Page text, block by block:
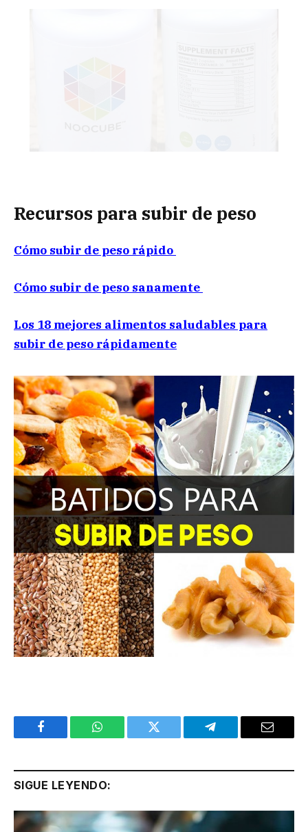
Recursos para subir de peso
Cómo subir de peso rápido
Cómo subir de peso sanamente
Los 18 mejores alimentos saludables para
subir de peso rápidamente
Facebook WhatsApp Twitter Telegram Email
SIGUE LEYENDO: